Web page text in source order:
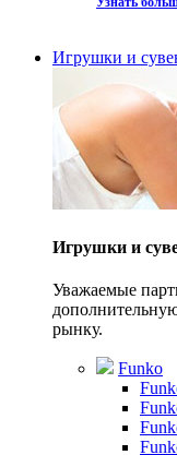
Игрушки и
Игрушки и
Уважаемые
рынку.
Funko